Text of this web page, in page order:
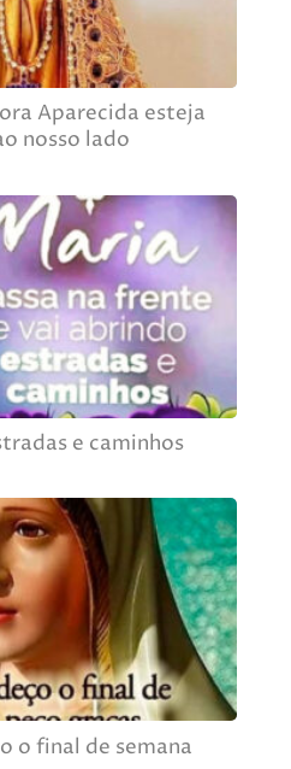
Aparecida esteja
nosso lado
e caminhos
o final de semana